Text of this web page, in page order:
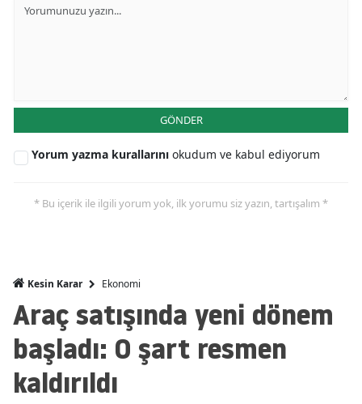
Mersin
İstanbul
İzmir
Kayseri
GÖNDER
Yorum yazma kurallarını okudum ve kabul ediyorum
* Bu içerik ile ilgili yorum yok, ilk yorumu siz yazın, tartışalım *
Kesin Karar Ekonomi
Araç satışında yeni dönem
başladı: O şart resmen
kaldırıldı